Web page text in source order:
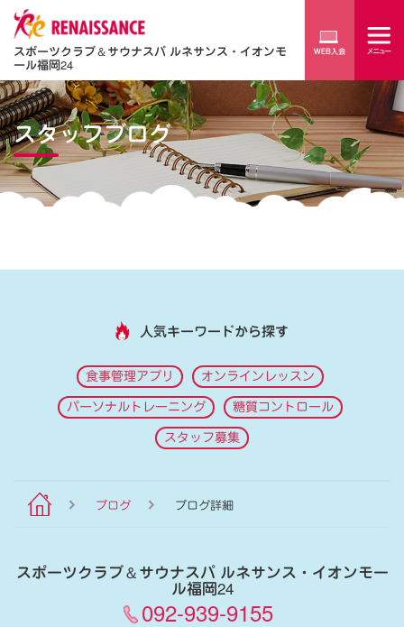
スポーツクラブ＆サウナスパ ルネサンス・イオンモ
ール福岡24
スタッフブログ
人気キーワードから探す
食事管理アプリ オンラインレッスン
パーソナルトレーニング 糖質コントロール
スタッフ募集
ブログ ブログ詳細
スポーツクラブ＆サウナスパ ルネサンス・イオンモー
ル福岡24
092-939-9155